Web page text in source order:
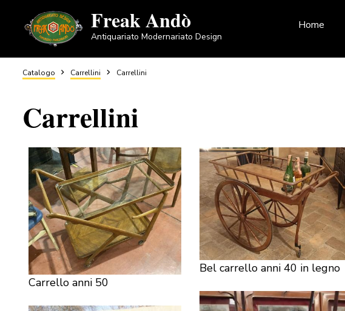
contenuto
principale
Freak Andò
Antiquariato Modernariato Design
Home
Briciole
di
pane
Catalogo Carrellini Carrellini
Carrellini
Carrello anni 50
Bel carrello anni 40 in legno